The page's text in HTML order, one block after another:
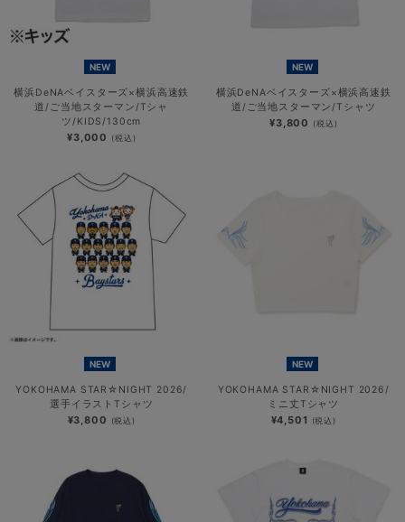
NEW
横浜DeNAベイスターズ×横浜高速鉄
道/ご当地スターマン/Tシャ
ツ/KIDS/130cm
¥3,000 (税込)
NEW
横浜DeNAベイスターズ×横浜高速鉄
道/ご当地スターマン/Tシャツ
¥3,800 (税込)
NEW
YOKOHAMA STAR☆NIGHT 2026/
選手イラストTシャツ
¥3,800 (税込)
NEW
YOKOHAMA STAR☆NIGHT 2026/
ミニ丈Tシャツ
¥4,501 (税込)